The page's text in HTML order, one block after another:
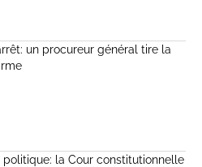
un procureur général tire la
politique: la Cour constitutionnelle